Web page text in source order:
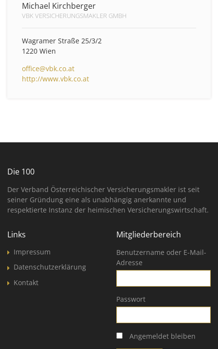
Michael Kirchberger
VBK VERSICHERUNGSMAKLER GMBH
Wagramer Straße 25/3/2
1220 Wien
office@vbk.co.at
http://www.vbk.co.at
Die 100
Der Verband Österreichischer Versicherungsmakler ist seit
seiner Gründung eine als unabhängig anerkannte und
respektierte Instanz der heimischen Versicherungswirtschaft.
Links
Impressum
Datenschutzerklärung
Kontakt
Mitgliederbereich
Benutzername oder E-Mail-
Adresse
Passwort
Angemeldet bleiben